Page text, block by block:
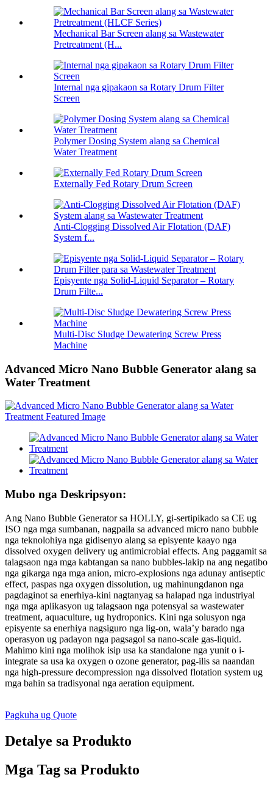
Mechanical Bar Screen alang sa Wastewater
Pretreatment (H...
Internal nga gipakaon sa Rotary Drum Filter
Screen
Polymer Dosing System alang sa Chemical
Water Treatment
Externally Fed Rotary Drum Screen
Anti-Clogging Dissolved Air Flotation (DAF)
System f...
Episyente nga Solid-Liquid Separator – Rotary
Drum Filte...
Multi-Disc Sludge Dewatering Screw Press
Machine
Advanced Micro Nano Bubble Generator alang sa
Water Treatment
Mubo nga Deskripsyon:
Ang Nano Bubble Generator sa HOLLY, gi-sertipikado sa CE ug
ISO nga mga sumbanan, nagpaila sa advanced micro nano bubble
nga teknolohiya nga gidisenyo alang sa episyente kaayo nga
dissolved oxygen delivery ug antimicrobial effects. Ang paggamit sa
talagsaon nga mga kabtangan sa nano bubbles-lakip na ang negatibo
nga gikarga nga mga anion, micro-explosions nga adunay antiseptic
effect, paspas nga oxygen dissolution, ug mahinungdanon nga
pagdaginot sa enerhiya-kini nagtanyag sa halapad nga industriyal
nga mga aplikasyon ug talagsaon nga potensyal sa wastewater
treatment, aquaculture, ug hydroponics. Kini nga solusyon nga
episyente sa enerhiya nagsiguro nga lig-on, wala’y barado nga
operasyon ug padayon nga pagsagol sa nano-scale gas-liquid.
Mahimo kini nga molihok isip usa ka standalone nga yunit o i-
integrate sa usa ka oxygen o ozone generator, pag-ilis sa naandan
nga high-pressure decompression nga dissolved flotation system ug
mga bahin sa tradisyonal nga aeration equipment.
Pagkuha ug Quote
Detalye sa Produkto
Mga Tag sa Produkto